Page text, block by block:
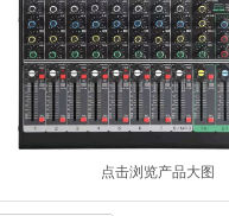
点击浏览产品大图